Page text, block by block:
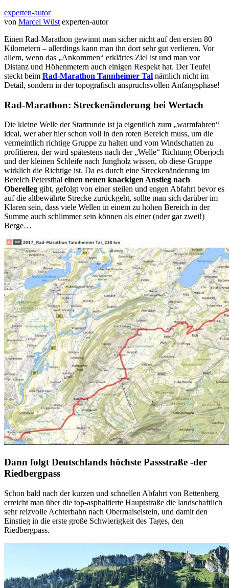
experten-autor
von Marcel Wüst experten-autor
Einen Rad-Marathon gewinnt man sicher nicht auf den ersten 80
Kilometern – allerdings kann man ihn dort sehr gut verlieren. Vor
allem, wenn das „Ankommen“ erklärtes Ziel ist und man vor
Distanz und Höhenmetern auch einigen Respekt hat. Der Teufel
steckt beim Rad-Marathon Tannheimer Tal nämlich nicht im
Detail, sondern in der topografisch anspruchsvollen Anfangsphase!
Rad-Marathon: Streckenänderung bei Wertach
Die kleine Welle der Startrunde ist ja eigentlich zum „warmfahren“
ideal, wer aber hier schon voll in den roten Bereich muss, um die
vermeintlich richtige Gruppe zu halten und vom Windschatten zu
profitieren, der wird spätestens nach der „Welle“ Richtung Oberjoch
und der kleinen Schleife nach Jungholz wissen, ob diese Gruppe
wirklich die Richtige ist. Da es durch eine Streckenänderung im
Bereich Petersthal einen neuen knackigen Anstieg nach
Oberelleg gibt, gefolgt von einer steilen und engen Abfahrt bevor es
auf die altbewährte Strecke zurückgeht, sollte man sich darüber im
Klaren sein, dass viele Wellen in einem zu hohen Bereich in der
Summe auch schlimmer sein können als einer (oder gar zwei!)
Berge…
Dann folgt Deutschlands höchste Passstraße -der
Riedbergpass
Schon bald nach der kurzen und schnellen Abfahrt von Rettenberg
erreicht man über die top-asphaltierte Hauptstraße die landschaftlich
sehr reizvolle Achterbahn nach Obermaiselstein, und damit den
Einstieg in die erste große Schwierigkeit des Tages, den
Riedbergpass.